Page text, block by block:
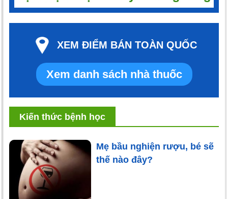
XEM ĐIỂM BÁN TOÀN QUỐC
Xem danh sách nhà thuốc
Kiến thức bệnh học
Mẹ bầu nghiện rượu, bé sẽ
thế nào đây?